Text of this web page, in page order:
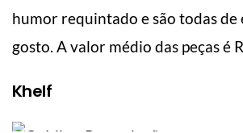
humor requintado e são todas de
gosto. A valor médio das peças é
Khelf